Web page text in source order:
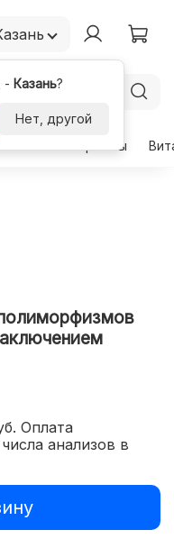
- Казань?
Нет, другой
Гормоны
Оплата
анализов в